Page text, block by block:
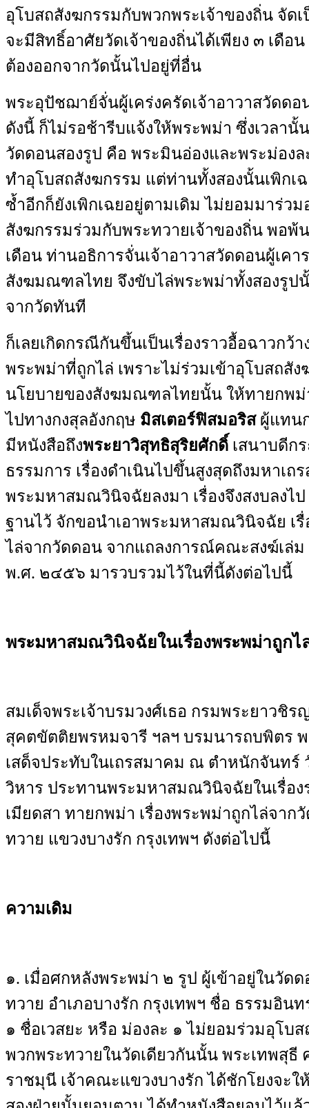
อุโบสถสังฆกรรมกับพวกพระเจ้าของถิ่น จัด
จะมีสิทธิ์อาศัยวัดเจ้าของถิ่นได้เพียง ๓ เดือ
ต้องออกจากวัดนั้นไปอยู่ที่อื่น
พระอุปัชฌาย์จั่นผู้เคร่งครัดเจ้าอาวาสวัดดอ
ดังนี้ ก็ไม่รอช้ารีบแจ้งให้พระพม่า ซึ่งเวลานั้
วัดดอนสองรูป คือ พระมินอ่องและพระม่องล
ทำอุโบสถสังฆกรรม แต่ท่านทั้งสองนั้นเพิกเ
ซ้ำอีกก็ยังเพิกเฉยอยู่ตามเดิม ไม่ยอมมาร่วม
สังฆกรรมร่วมกับพระทวายเจ้าของถิ่น พอพ้
เดือน ท่านอธิการจั่นเจ้าอาวาสวัดดอนผู้เคา
สังฆมณฑลไทย จึงขับไล่พระพม่าทั้งสองรูป
จากวัดทันที
ก็เลยเกิดกรณีกันขึ้นเป็นเรื่องราวอื้อฉาวกว้า
พระพม่าที่ถูกไล่ เพราะไม่ร่วมเข้าอุโบสถสั
นโยบายของสังฆมณฑลไทยนั้น ให้ทายกพม่
ไปทางกงสุลอังกฤษ มิสเตอร์ฟิสมอริส ผู้แทน
มีหนังสือถึงพระยาวิสุทธิสุริยศักดิ์ เสนาบดีก
ธรรมการ เรื่องดำเนินไปขึ้นสูงสุดถึงมหาเถ
พระมหาสมณวินิจฉัยลงมา เรื่องจึงสงบลงไป
ฐานไว้ จักขอนำเอาพระมหาสมณวินิจฉัย เ
ไล่จากวัดดอน จากแถลงการณ์คณะสงฆ์เล่
พ.ศ. ๒๔๕๖ มารวบรวมไว้ในที่นี้ดังต่อไปนี้
พระมหาสมณวินิจฉัยในเรื่องพระพม่าถูก
สมเด็จพระเจ้าบรมวงศ์เธอ กรมพระยาวชิ
สุคตขัตติยพรหมจารี ฯลฯ บรมนารถบพิตร
เสด็จประทับในเถรสมาคม ณ ตำหนักจันทร์
วิหาร ประทานพระมหาสมณวินิจฉัยในเรื่อง
เมียดสา ทายกพม่า เรื่องพระพม่าถูกไล่จาก
ทวาย แขวงบางรัก กรุงเทพฯ ดังต่อไปนี้
ความเดิม
๑. เมื่อศกหลังพระพม่า ๒ รูป ผู้เข้าอยู่ในวัด
ทวาย อำเภอบางรัก กรุงเทพฯ ชื่อ ธรรมอิน
๑ ชื่อเวสยะ หรือ ม่องละ ๑ ไม่ยอมร่วมอุโบ
พวกพระทวายในวัดเดียวกันนั้น พระเทพสุธี
ราชมุนี เจ้าคณะแขวงบางรัก ได้ชักโยงจะใ